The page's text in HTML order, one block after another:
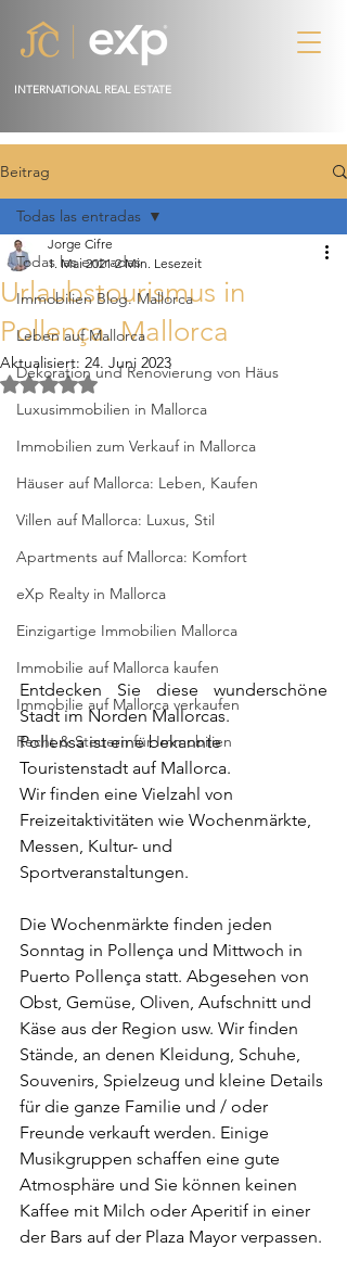
INTERNATIONAL REAL ESTATE
Beitrag
Todas las entradas
Immobilien Blog. Mallorca
Leben auf Mallorca
Dekoration und Renovierung von Häus
Luxusimmobilien in Mallorca
Immobilien zum Verkauf in Mallorca
Häuser auf Mallorca: Leben, Kaufen
Villen auf Mallorca: Luxus, Stil
Apartments auf Mallorca: Komfort
eXp Realty in Mallorca
Einzigartige Immobilien Mallorca
Immobilie auf Mallorca kaufen
Immobilie auf Mallorca verkaufen
Recht & Steuern für Immobilien
Todas las entradas
Urlaubstourismus in
Pollença. Mallorca
Jorge Cifre
1. Mai 2021 2 Min. Lesezeit
Aktualisiert: 24. Juni 2023
Mit NaN von 5 Sternen bewertet.
Entdecken Sie diese wunderschöne
Stadt im Norden Mallorcas.
Pollensa ist eine bekannte
Touristenstadt auf Mallorca.
Wir finden eine Vielzahl von
Freizeitaktivitäten wie Wochenmärkte,
Messen, Kultur- und
Sportveranstaltungen.
Die Wochenmärkte finden jeden
Sonntag in Pollença und Mittwoch in
Puerto Pollença statt. Abgesehen von
Obst, Gemüse, Oliven, Aufschnitt und
Käse aus der Region usw. Wir finden
Stände, an denen Kleidung, Schuhe,
Souvenirs, Spielzeug und kleine Details
für die ganze Familie und / oder
Freunde verkauft werden. Einige
Musikgruppen schaffen eine gute
Atmosphäre und Sie können keinen
Kaffee mit Milch oder Aperitif in einer
der Bars auf der Plaza Mayor verpassen.